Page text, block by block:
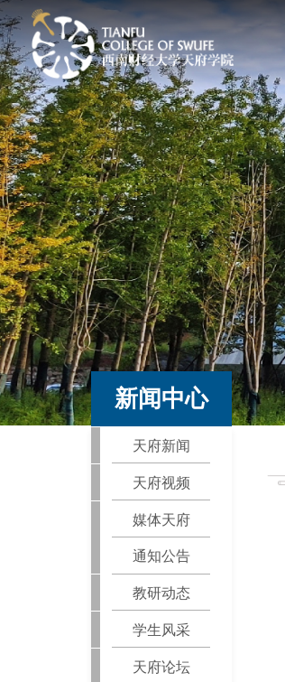
新闻中心
天府新闻
天府视频
媒体天府
通知公告
教研动态
学生风采
天府论坛